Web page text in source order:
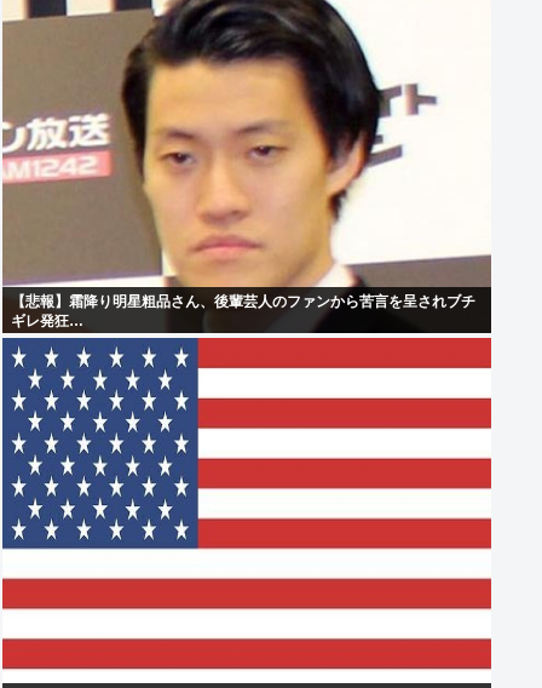
【悲報】霜降り明星粗品さん、後輩芸人のファンから苦言を呈されブチ
ギレ発狂…